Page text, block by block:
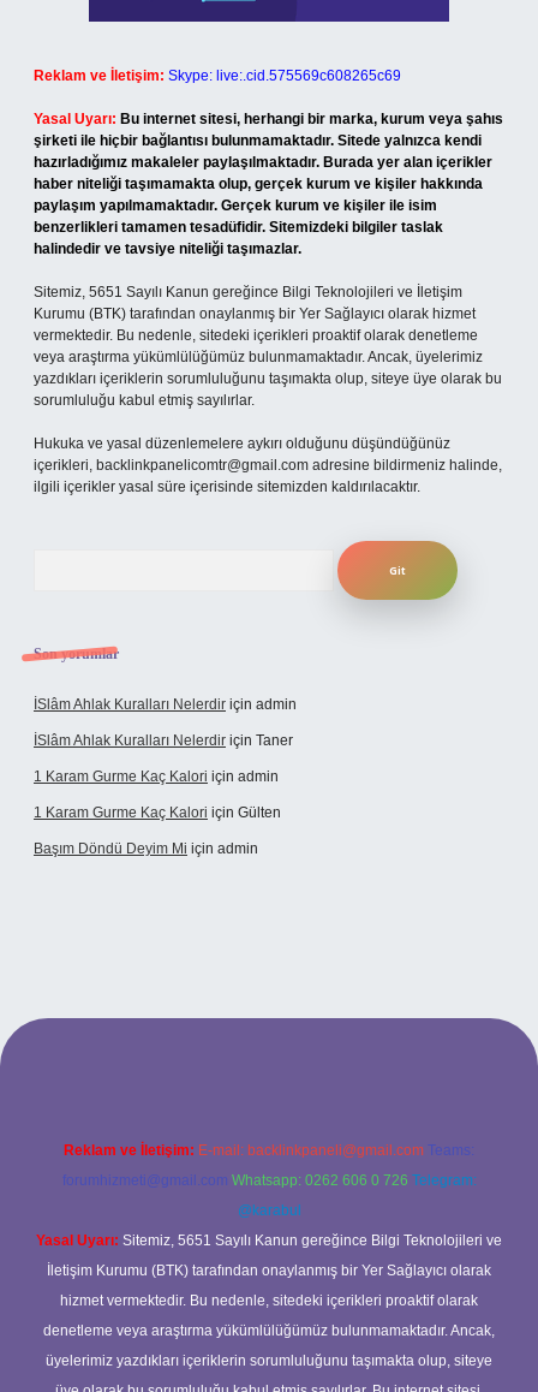
Reklam ve İletişim: Skype: live:.cid.575569c608265c69
Yasal Uyarı: Bu internet sitesi, herhangi bir marka, kurum veya şahıs
şirketi ile hiçbir bağlantısı bulunmamaktadır. Sitede yalnızca kendi
hazırladığımız makaleler paylaşılmaktadır. Burada yer alan içerikler
haber niteliği taşımamakta olup, gerçek kurum ve kişiler hakkında
paylaşım yapılmamaktadır. Gerçek kurum ve kişiler ile isim
benzerlikleri tamamen tesadüfidir. Sitemizdeki bilgiler taslak
halindedir ve tavsiye niteliği taşımazlar.
Sitemiz, 5651 Sayılı Kanun gereğince Bilgi Teknolojileri ve İletişim
Kurumu (BTK) tarafından onaylanmış bir Yer Sağlayıcı olarak hizmet
vermektedir. Bu nedenle, sitedeki içerikleri proaktif olarak denetleme
veya araştırma yükümlülüğümüz bulunmamaktadır. Ancak, üyelerimiz
yazdıkları içeriklerin sorumluluğunu taşımakta olup, siteye üye olarak bu
sorumluluğu kabul etmiş sayılırlar.
Hukuka ve yasal düzenlemelere aykırı olduğunu düşündüğünüz
içerikleri, backlinkpanelicomtr@gmail.com adresine bildirmeniz halinde,
ilgili içerikler yasal süre içerisinde sitemizden kaldırılacaktır.
Son yorumlar
İSlâm Ahlak Kuralları Nelerdir için admin
İSlâm Ahlak Kuralları Nelerdir için Taner
1 Karam Gurme Kaç Kalori için admin
1 Karam Gurme Kaç Kalori için Gülten
Başım Döndü Deyim Mi için admin
Reklam ve İletişim: E-mail: backlinkpaneli@gmail.com Teams:
forumhizmeti@gmail.com Whatsapp: 0262 606 0 726 Telegram:
@karabul
Yasal Uyarı: Sitemiz, 5651 Sayılı Kanun gereğince Bilgi Teknolojileri ve
İletişim Kurumu (BTK) tarafından onaylanmış bir Yer Sağlayıcı olarak
hizmet vermektedir. Bu nedenle, sitedeki içerikleri proaktif olarak
denetleme veya araştırma yükümlülüğümüz bulunmamaktadır. Ancak,
üyelerimiz yazdıkları içeriklerin sorumluluğunu taşımakta olup, siteye